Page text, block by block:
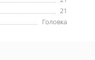
21
Головка